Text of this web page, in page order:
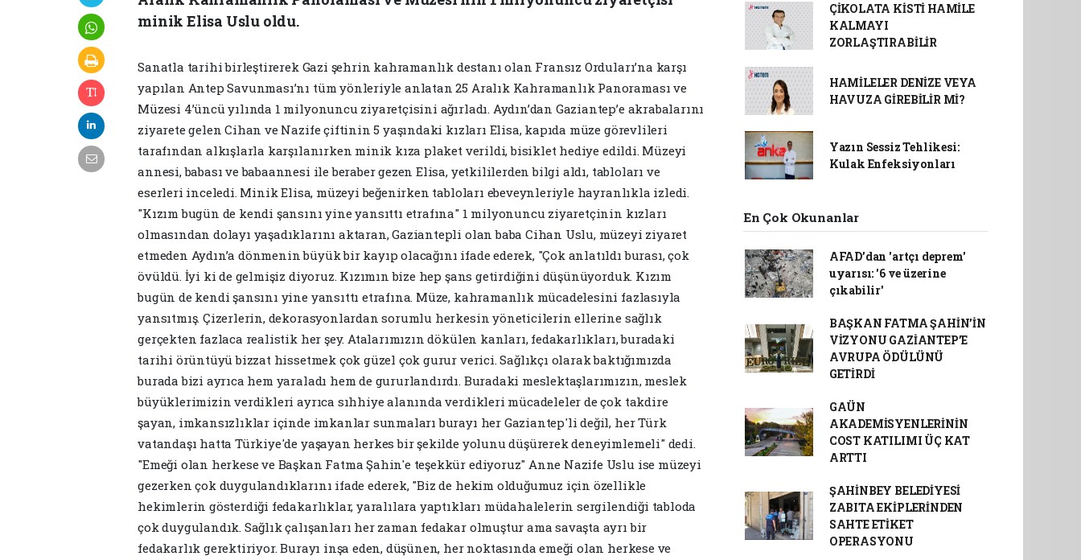
minik Elisa Uslu oldu.
Sanatla tarihi birleştirerek Gazi şehrin kahramanlık destanı olan Fransız Orduları’na karşı
yapılan Antep Savunması’nı tüm yönleriyle anlatan 25 Aralık Kahramanlık Panoraması ve
Müzesi 4’üncü yılında 1 milyonuncu ziyaretçisini ağırladı. Aydın’dan Gaziantep’e akrabalarını
ziyarete gelen Cihan ve Nazife çiftinin 5 yaşındaki kızları Elisa, kapıda müze görevlileri
tarafından alkışlarla karşılanırken minik kıza plaket verildi, bisiklet hediye edildi. Müzeyi
annesi, babası ve babaannesi ile beraber gezen Elisa, yetkililerden bilgi aldı, tabloları ve
eserleri inceledi. Minik Elisa, müzeyi beğenirken tabloları ebeveynleriyle hayranlıkla izledi.
"Kızım bugün de kendi şansını yine yansıttı etrafına" 1 milyonuncu ziyaretçinin kızları
olmasından dolayı yaşadıklarını aktaran, Gaziantepli olan baba Cihan Uslu, müzeyi ziyaret
etmeden Aydın’a dönmenin büyük bir kayıp olacağını ifade ederek, "Çok anlatıldı burası, çok
övüldü. İyi ki de gelmişiz diyoruz. Kızımın bize hep şans getirdiğini düşünüyorduk. Kızım
bugün de kendi şansını yine yansıttı etrafına. Müze, kahramanlık mücadelesini fazlasıyla
yansıtmış. Çizerlerin, dekorasyonlardan sorumlu herkesin yöneticilerin ellerine sağlık
gerçekten fazlaca realistik her şey. Atalarımızın dökülen kanları, fedakarlıkları, buradaki
tarihi örüntüyü bizzat hissetmek çok güzel çok gurur verici. Sağlıkçı olarak baktığımızda
burada bizi ayrıca hem yaraladı hem de gururlandırdı. Buradaki meslektaşlarımızın, meslek
büyüklerimizin verdikleri ayrıca sıhhiye alanında verdikleri mücadeleler de çok takdire
şayan, imkansızlıklar içinde imkanlar sunmaları burayı her Gaziantep'li değil, her Türk
vatandaşı hatta Türkiye'de yaşayan herkes bir şekilde yolunu düşürerek deneyimlemeli" dedi.
"Emeği olan herkese ve Başkan Fatma Şahin'e teşekkür ediyoruz" Anne Nazife Uslu ise müzeyi
gezerken çok duygulandıklarını ifade ederek, "Biz de hekim olduğumuz için özellikle
hekimlerin gösterdiği fedakarlıklar, yaralılara yaptıkları müdahalelerin sergilendiği tabloda
çok duygulandık. Sağlık çalışanları her zaman fedakar olmuştur ama savaşta ayrı bir
fedakarlık gerektiriyor. Burayı inşa eden, düşünen, her noktasında emeği olan herkese ve
ÇİKOLATA KİSTİ HAMİLE
KALMAYI
ZORLAŞTIRABİLİR
HAMİLELER DENİZE VEYA
HAVUZA GİREBİLİR Mİ?
Yazın Sessiz Tehlikesi:
Kulak Enfeksiyonları
En Çok Okunanlar
AFAD’dan 'artçı deprem'
uyarısı: '6 ve üzerine
çıkabilir'
BAŞKAN FATMA ŞAHİN’İN
VİZYONU GAZİANTEP’E
AVRUPA ÖDÜLÜNÜ
GETİRDİ
GAÜN
AKADEMİSYENLERİNİN
COST KATILIMI ÜÇ KAT
ARTTI
ŞAHİNBEY BELEDİYESİ
ZABITA EKİPLERİNDEN
SAHTE ETİKET
OPERASYONU